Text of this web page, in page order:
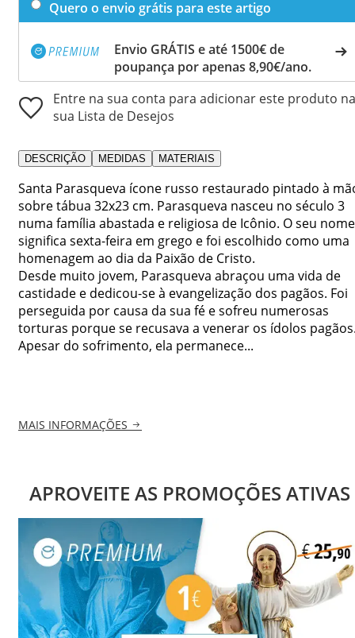
Quero o envio grátis para este artigo
Envio GRÁTIS e até 1500€ de
poupança por apenas 8,90€/ano.
Entre na sua conta para adicionar este produto na
sua Lista de Desejos
DESCRIÇÃO MEDIDAS MATERIAIS
Santa Parasqueva ícone russo restaurado pintado à
sobre tábua 32x23 cm. Parasqueva nasceu no século 3
numa família abastada e religiosa de Icônio. O seu nome
significa sexta-feira em grego e foi escolhido como uma
homenagem ao dia da Paixão de Cristo.
Desde muito jovem, Parasqueva abraçou uma vida de
castidade e dedicou-se à evangelização dos pagãos. Foi
perseguida por causa da sua fé e sofreu numerosas
torturas porque se recusava a venerar os ídolos
Apesar do sofrimento, ela permanece...
MAIS INFORMAÇÕES
APROVEITE AS PROMOÇÕES ATIVAS